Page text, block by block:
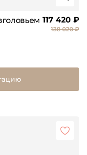
117 420 ₽
138 020 ₽